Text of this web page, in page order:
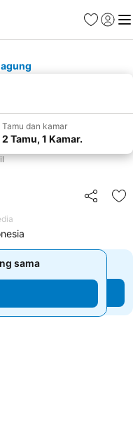
FavoritLogin
Tamu dan kamar
2 Tamu, 1 Kamar.
Bagikan
sama
sama